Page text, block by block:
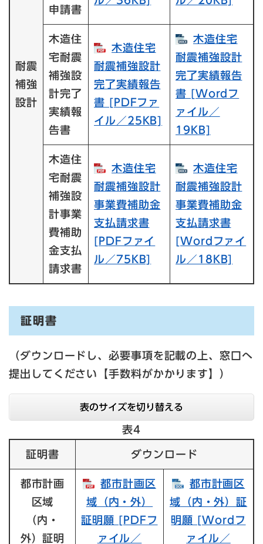
耐震
補強
設計
申請書
木造住
宅耐震
補強設
計完了
実績報
告書
木造住宅
耐震補強設計
完了実績報告
書​ [PDFファ
イル／25KB]
木造住宅
耐震補強設計
完了実績報告
書​ [Wordフ
ァイル／
19KB]
木造住
宅耐震
補強設
計事業
費補助
金支払
請求書
木造住宅
耐震補強設計
事業費補助金
支払請求書​
[PDFファイ
ル／75KB]
木造住宅
耐震補強設計
事業費補助金
支払請求書​
[Wordファイ
ル／18KB]
証明書
（ダウンロードし、必要事項を記載の上、窓口へ
提出してください【手数料がかかります】）
表のサイズを切り替える
表4
証明書 ダウンロード
都市計画
区域
（内・
外）証明
都市計画区
域（内・外）
証明願​ [PDFフ
ァイル／
都市計画区
域（内・外）証
明願​ [Wordフ
ァイル／